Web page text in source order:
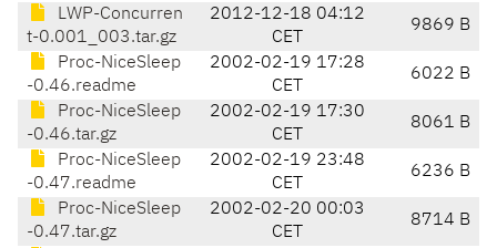
LWP-Concurren
t-0.001_003.tar.gz
2012-12-18 04:12
CET
9869 B
Proc-NiceSleep
-0.46.readme
2002-02-19 17:28
CET
6022 B
Proc-NiceSleep
-0.46.tar.gz
2002-02-19 17:30
CET
8061 B
Proc-NiceSleep
-0.47.readme
2002-02-19 23:48
CET
6236 B
Proc-NiceSleep
-0.47.tar.gz
2002-02-20 00:03
CET
8714 B